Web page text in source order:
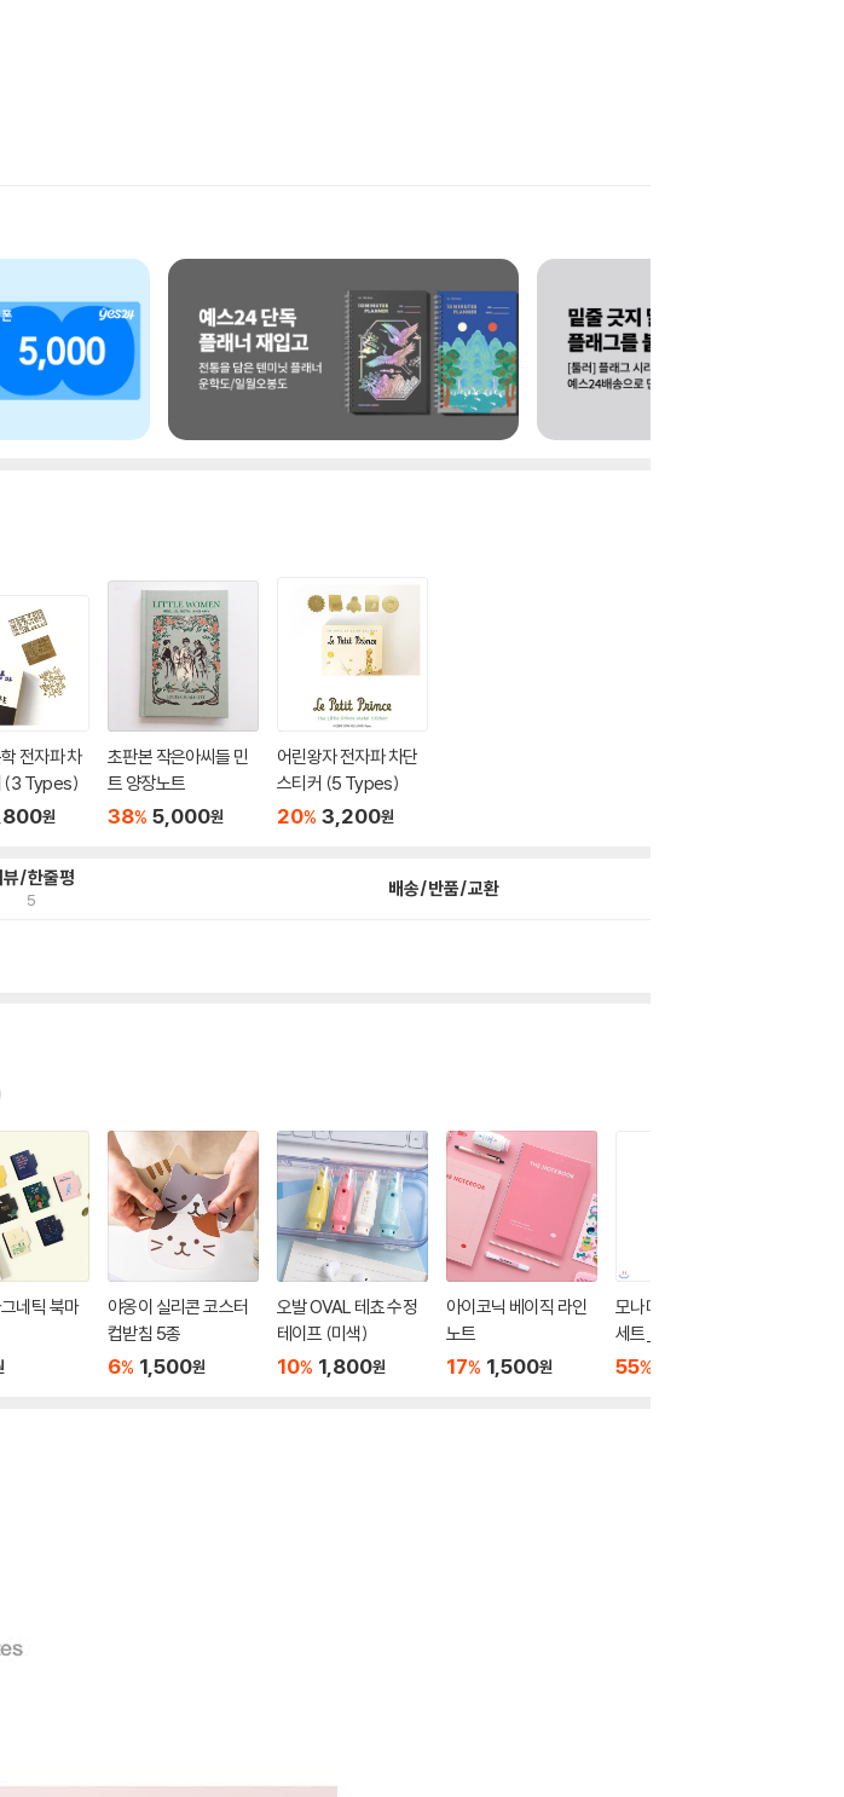
전자파 차
(3 Types)
원
초판본 작은아씨들 민
트 양장노트
38% 5,000원
어린왕자 전자파 차단
스티커 (5 Types)
20% 3,200원
뷰/한줄평
5 배송/반품/교환
네틱 북마
야옹이 실리콘 코스터
컵받침 5종
6% 1,500원
오발 OVAL 테쵸 수정
테이프 (미색)
10% 1,800원
아이코닉 베이직 라인
노트
17% 1,500원
모나미 라이브칼라 6색
세트_Grey mood
55%